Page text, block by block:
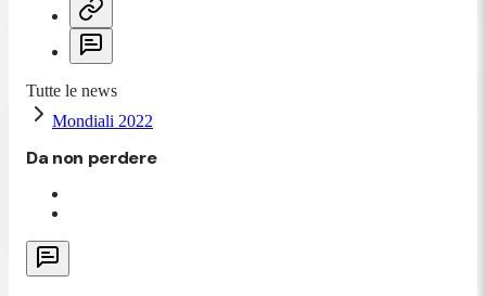
Tutte le news
Mondiali 2022
Da non perdere